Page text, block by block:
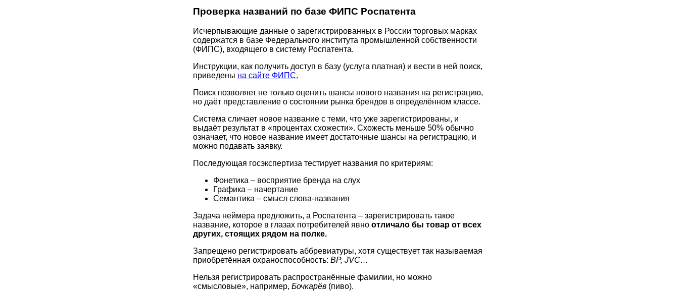
Проверка названий по базе ФИПС Роспатента
Исчерпывающие данные о зарегистрированных в России торговых марках
содержатся в базе Федерального института промышленной собственности
(ФИПС), входящего в систему Роспатента.
Инструкции, как получить доступ в базу (услуга платная) и вести в ней поиск,
приведены на сайте ФИПС.
Поиск позволяет не только оценить шансы нового названия на регистрацию,
но даёт представление о состоянии рынка брендов в определённом классе.
Система сличает новое название с теми, что уже зарегистрированы, и
выдаёт результат в «процентах схожести». Схожесть меньше 50% обычно
означает, что новое название имеет достаточные шансы на регистрацию, и
можно подавать заявку.
Последующая госэкспертиза тестирует названия по критериям:
Фонетика – восприятие бренда на слух
Графика – начертание
Семантика – смысл слова-названия
Задача неймера предложить, а Роспатента – зарегистрировать такое
название, которое в глазах потребителей явно отличало бы товар от всех
других, стоящих рядом на полке.
Запрещено регистрировать аббревиатуры, хотя существует так называемая
приобретённая охраноспособность: BP, JVC…
Нельзя регистрировать распространённые фамилии, но можно
«смысловые», например, Бочкарёв (пиво).